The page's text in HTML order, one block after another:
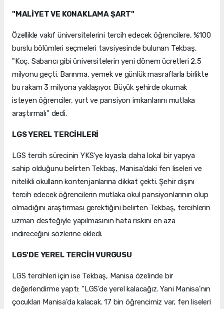
"MALİYET VE KONAKLAMA ŞART"
Özellikle vakıf üniversitelerini tercih edecek öğrencilere, %100
burslu bölümleri seçmeleri tavsiyesinde bulunan Tekbaş,
"Koç, Sabancı gibi üniversitelerin yeni dönem ücretleri 2,5
milyonu geçti. Barınma, yemek ve günlük masraflarla birlikte
bu rakam 3 milyona yaklaşıyor. Büyük şehirde okumak
isteyen öğrenciler, yurt ve pansiyon imkanlarını mutlaka
araştırmalı" dedi.
LGS YEREL TERCİHLERİ
LGS tercih sürecinin YKS'ye kıyasla daha lokal bir yapıya
sahip olduğunu belirten Tekbaş, Manisa'daki fen liseleri ve
nitelikli okulların kontenjanlarına dikkat çekti. Şehir dışını
tercih edecek öğrencilerin mutlaka okul pansiyonlarının olup
olmadığını araştırması gerektiğini belirten Tekbaş, tercihlerin
uzman desteğiyle yapılmasının hata riskini en aza
indireceğini sözlerine ekledi.
LGS'DE YEREL TERCİH VURGUSU
LGS tercihleri için ise Tekbaş, Manisa özelinde bir
değerlendirme yaptı: "LGS'de yerel kalacağız. Yani Manisa'nın
çocukları Manisa'da kalacak. 17 bin öğrencimiz var, fen liseleri